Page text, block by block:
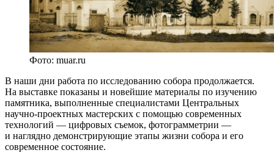
Фото: muar.ru
В наши дни работа по исследованию собора продолжается.
На выставке показаны и новейшие материалы по изучению
памятника, выполненные специалистами Центральных
научно-проектных мастерских с помощью современных
технологий — цифровых съемок, фотограмметрии —
и наглядно демонстрирующие этапы жизни собора и его
современное состояние.